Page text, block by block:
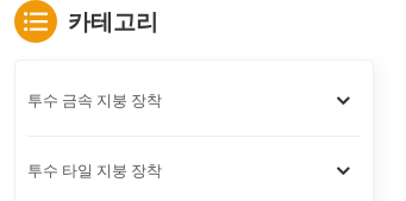
카테고리
투수 금속 지붕 장착
투수 타일 지붕 장착